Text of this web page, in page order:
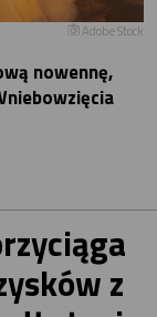
Adobe Stock
nowennę,
z